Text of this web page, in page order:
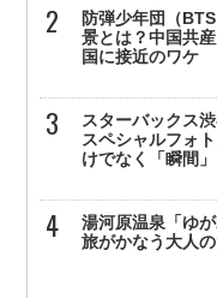
防弾少年団（
景とは？中国共
国に接近のワケ
スターバックス
スペシャルフォ
けでなく「瞬間
湯河原温泉「ゆ
旅がかなう大人